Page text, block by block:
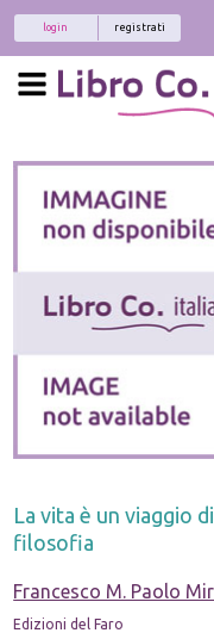
registrati
login
La vita è un viaggio
filosofia
Francesco M. Paolo
Edizioni del Faro